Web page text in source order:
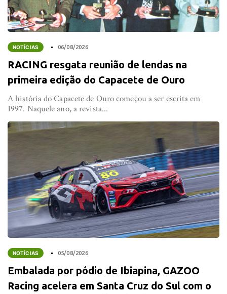
NOTÍCIAS 06/08/2026
RACING resgata reunião de lendas na
primeira edição do Capacete de Ouro
A história do Capacete de Ouro começou a ser escrita em
1997. Naquele ano, a revista...
NOTÍCIAS 05/08/2026
Embalada por pódio de Ibiapina, GAZOO
Racing acelera em Santa Cruz do Sul com o